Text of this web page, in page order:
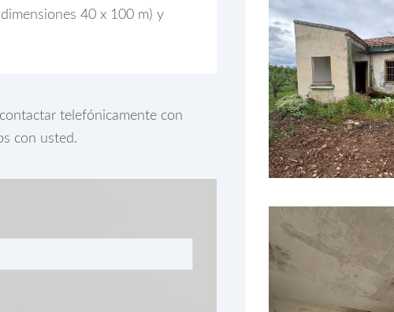
40 x 100 m) y
telefónicamente con
con usted.